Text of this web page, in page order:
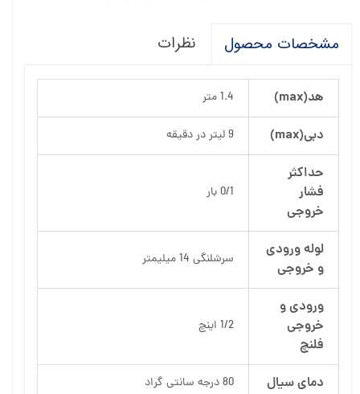
مشخصات محصول نظرات
هد(max) 1.4 متر
دبی(max) 9 لیتر در دقیقه
حداکثر
فشار
خروجی
0/1 بار
لوله ورودی
و خروجی
سرشلنگی 14 میلیمتر
ورودی و
خروجی
فلنچ
1/2 اینچ
دمای سیال 80 درجه سانتی گراد